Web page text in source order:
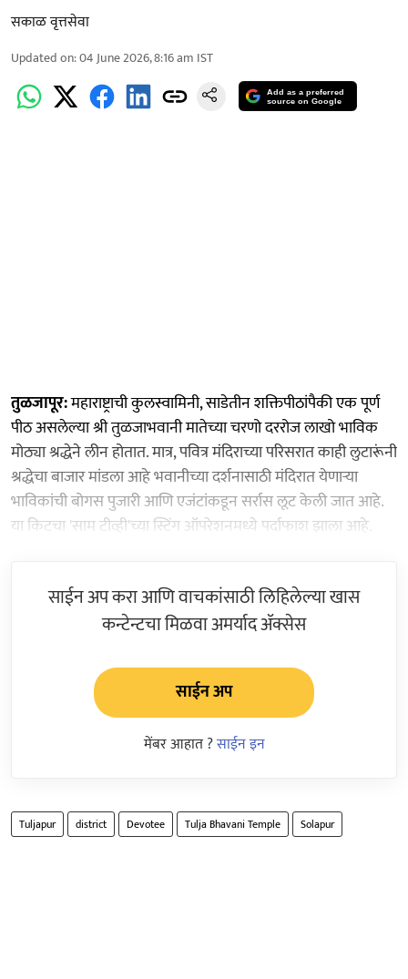
सकाळ वृत्तसेवा
Updated on:04 June 2026, 8:16 am IST
Add as a preferred
source on Google
तुळजापूर:महाराष्ट्राची कुलस्वामिनी, साडेतीन शक्तिपीठांपैकी एक पूर्ण
पीठ असलेल्या श्री तुळजाभवानी मातेच्या चरणो दररोज लाखो भाविक
मोठ्या श्रद्धेने लीन होतात. मात्र, पवित्र मंदिराच्या परिसरात काही लुटारूंनी
श्रद्धेचा बाजार मांडला आहे भवानीच्या दर्शनासाठी मंदिरात येणाऱ्या
भाविकांची बोगस पुजारी आणि एजंटांकडून सर्रास लूट केली जात आहे.
या किटचा 'साम टीव्ही'च्या स्टिंग ऑपरेशनमध्ये पर्दाफाश झाला आहे.
साईन अप करा आणि वाचकांसाठी लिहिलेल्या खास
कन्टेन्टचा मिळवा अमर्याद ॲक्सेस
साईन अप
मेंबर आहात ?साईन इन
Tuljapur district Devotee Tulja Bhavani Temple Solapur